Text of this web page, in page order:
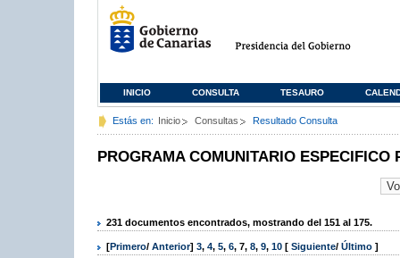
INICIO CONSULTA TESAURO
Estás en: Inicio Consultas Resultado Consulta
PROGRAMA COMUNITARIO ESPECIFICO
231 documentos encontrados, mostrando del 151 al 175.
[Primero/ Anterior] 3, 4, 5, 6, 7, 8, 9, 10 [ Siguiente/ Último ]